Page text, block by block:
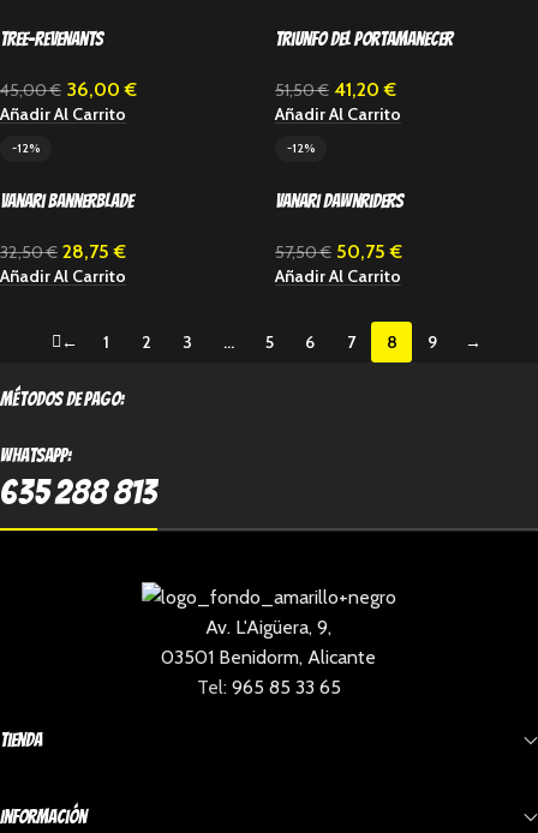
Tree-Revenants
45,00€ 36,00€
Añadir Al Carrito
Triunfo del Portamanecer
51,50€ 41,20€
Añadir Al Carrito
-12%
Vanari Bannerblade
32,50€ 28,75€
Añadir Al Carrito
-12%
Vanari Dawnriders
57,50€ 50,75€
Añadir Al Carrito
← 1 2 3 … 5 6 7 8 9 →
métodos de pago:
Whatsapp:
635 288 813
Av. L'Aigüera, 9,
03501 Benidorm, Alicante
Tel: 965 85 33 65
Tienda
Información